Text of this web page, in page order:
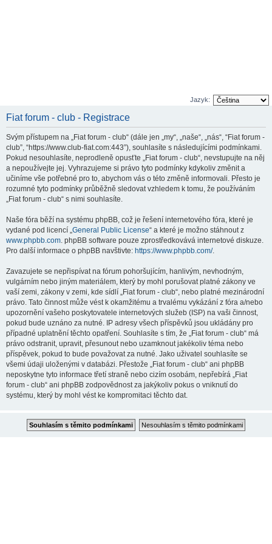
Jazyk:
Fiat forum - club - Registrace
Svým přístupem na „Fiat forum - club“ (dále jen „my“, „naše“, „nás“, “Fiat forum -
club”, “https://www.club-fiat.com:443”), souhlasíte s následujícími podmínkami.
Pokud nesouhlasíte, neprodleně opusťte „Fiat forum - club“, nevstupujte na něj
a nepoužívejte jej. Vyhrazujeme si právo tyto podmínky kdykoliv změnit a
učiníme vše potřebné pro to, abychom vás o této změně informovali. Přesto je
rozumné tyto podmínky průběžně sledovat vzhledem k tomu, že používáním
„Fiat forum - club“ s nimi souhlasíte.
Naše fóra běží na systému phpBB, což je řešení internetového fóra, které je
vydané pod licencí „General Public License“ a které je možno stáhnout z
www.phpbb.com. phpBB software pouze zprostředkovává internetové diskuze.
Pro další informace o phpBB navštivte: https://www.phpbb.com/.
Zavazujete se nepřispívat na fórum pohoršujícím, hanlivým, nevhodným,
vulgárním nebo jiným materiálem, který by mohl porušovat platné zákony ve
vaší zemi, zákony v zemi, kde sídlí „Fiat forum - club“, nebo platné mezinárodní
právo. Tato činnost může vést k okamžitému a trvalému vykázání z fóra a/nebo
upozornění vašeho poskytovatele internetových služeb (ISP) na vaši činnost,
pokud bude uznáno za nutné. IP adresy všech příspěvků jsou ukládány pro
případné uplatnění těchto opatření. Souhlasíte s tím, že „Fiat forum - club“ má
právo odstranit, upravit, přesunout nebo uzamknout jakékoliv téma nebo
příspěvek, pokud to bude považovat za nutné. Jako uživatel souhlasíte se
všemi údaji uloženými v databázi. Přestože „Fiat forum - club“ ani phpBB
neposkytne tyto informace třetí straně nebo cizím osobám, nepřebírá „Fiat
forum - club“ ani phpBB zodpovědnost za jakýkoliv pokus o vniknutí do
systému, který by mohl vést ke kompromitaci těchto dat.